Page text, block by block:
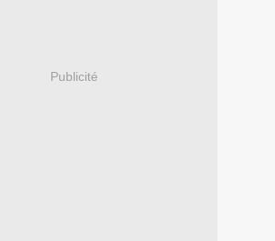
Publicité